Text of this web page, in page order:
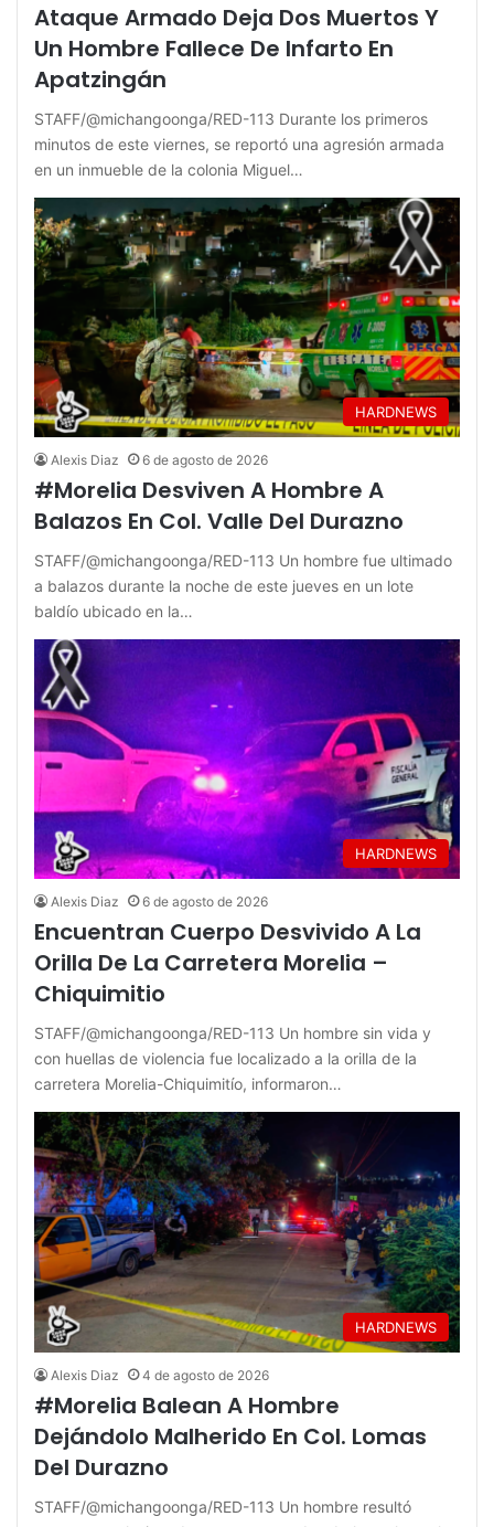
Ataque Armado Deja Dos Muertos Y
Un Hombre Fallece De Infarto En
Apatzingán
STAFF/@michangoonga/RED-113 Durante los primeros
minutos de este viernes, se reportó una agresión armada
en un inmueble de la colonia Miguel…
HARDNEWS
Alexis Diaz 6 de agosto de 2026
#Morelia Desviven A Hombre A
Balazos En Col. Valle Del Durazno
STAFF/@michangoonga/RED-113 Un hombre fue ultimado
a balazos durante la noche de este jueves en un lote
baldío ubicado en la…
HARDNEWS
Alexis Diaz 6 de agosto de 2026
Encuentran Cuerpo Desvivido A La
Orilla De La Carretera Morelia –
Chiquimitio
STAFF/@michangoonga/RED-113 Un hombre sin vida y
con huellas de violencia fue localizado a la orilla de la
carretera Morelia-Chiquimitío, informaron…
HARDNEWS
Alexis Diaz 4 de agosto de 2026
#Morelia Balean A Hombre
Dejándolo Malherido En Col. Lomas
Del Durazno
STAFF/@michangoonga/RED-113 Un hombre resultó